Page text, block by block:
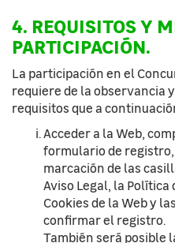
4. REQUISITOS Y
PARTICIPACIÓN.
La participación en el
requiere de la observancia
requisitos que a
Acceder a la Web,
formulario de
marcación de las
Aviso Legal, la Política
Cookies de la Web y
confirmar el registro.
También será posible